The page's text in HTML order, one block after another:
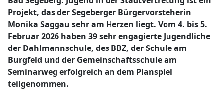
Projekt, das der Segeberger Bürgervorsteherin
Monika Saggau sehr am Herzen liegt. Vom 4. bis 5.
Februar 2026 haben 39 sehr engagierte Jugendliche
der Dahlmannschule, des BBZ, der Schule am
Burgfeld und der Gemeinschaftsschule am
Seminarweg erfolgreich an dem Planspiel
teilgenommen.